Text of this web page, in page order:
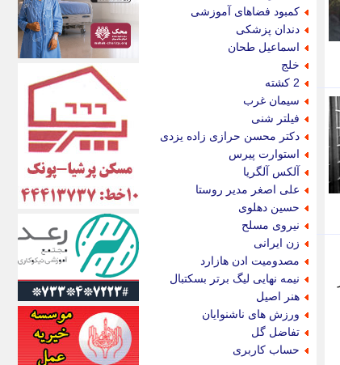
کمبود فضاهای آموزشی
دندان پزشکی
اسماعیل طحان
خلج
2 کشته
سیمان غرب
فیلتر شنی
دکتر محسن حرازی زاده یزدی
استوارت پیرس
آلکس آلگریا
علی اصغر مدیر روستا
حسین دهلوی
نیروی مسلح
زن ایرانی
مصدومیت ادن هازارد
نیمه نهایی لیگ برتر بسکتبال
هنر اصیل
ورزش های ناشنوایان
تفاضل گل
حساب کاربری
الف
انتشار آنلاین
اندیشه قرن
اندیشه معاصر
اندیشه ها
انرژی پرس
ای استخدام
ایتنا
ایراف
ایران آرت
ایران آنلاین
ایران زندگی
ایران فوری
ایرانی روز
ایرانیتال
ایرنا
ایسکانیوز
ایسنا
ایکنا
ایلنا
اینتیتر